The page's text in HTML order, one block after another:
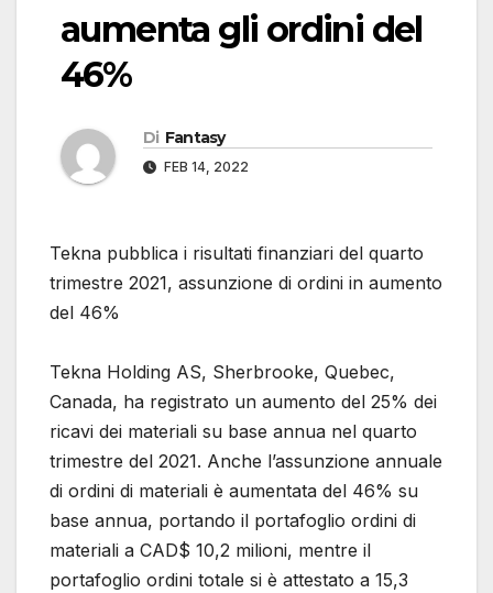
aumenta gli ordini del
46%
Di Fantasy
FEB 14, 2022
Tekna pubblica i risultati finanziari del quarto
trimestre 2021, assunzione di ordini in aumento
del 46%
Tekna Holding AS, Sherbrooke, Quebec,
Canada, ha registrato un aumento del 25% dei
ricavi dei materiali su base annua nel quarto
trimestre del 2021. Anche l’assunzione annuale
di ordini di materiali è aumentata del 46% su
base annua, portando il portafoglio ordini di
materiali a CAD$ 10,2 milioni, mentre il
portafoglio ordini totale si è attestato a 15,3